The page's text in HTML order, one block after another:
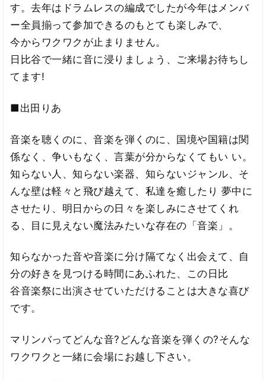
す。去年はドラムレスの編成でしたが今年はメンバ
ー全員揃って参加できるのもとても楽しみで、
今からワクワクが止まりません。
日比谷で一緒に音に浸りましょう、ご来場お待ちし
てます!
■出田りあ
音楽を聴くのに、音楽を弾くのに、国境や国籍は関
係なく、争いもなく、言葉が分からなくてもい い。
知らない人、知らない楽器、知らないジャンル、そ
んな壁は軽々と飛び越えて、私達を癒したり 夢中に
させたり、明日からの日々を楽しみにさせてくれ
る、目に見えない魔法みたいな存在の「音楽」。
知らなかった音や音楽に分け隔てなく出会えて、自
分の好きを見つける時間にあふれた、この日比
谷音楽祭に出演させていただけることは大きな喜び
です。
マリンバってどんな音?どんな音楽を弾くの?そんな
ワクワクと一緒に会場にお越し下さい。